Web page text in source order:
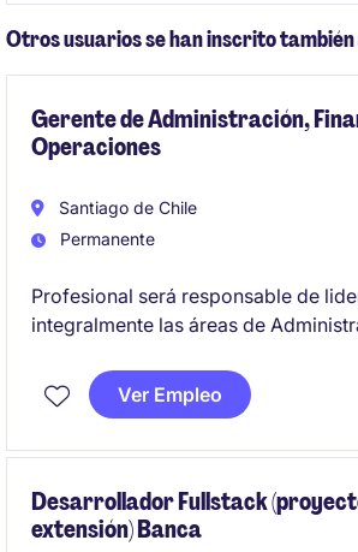
Otros usuarios se han inscrito
Gerente de Administración,
Operaciones
Santiago de Chile
Permanente
Profesional será responsable de
integralmente las áreas de
Cobranza, Gestión de Inventarios,
Logística y procesos
Ver Empleo
Desarrollador Fullstack
extensión) Banca